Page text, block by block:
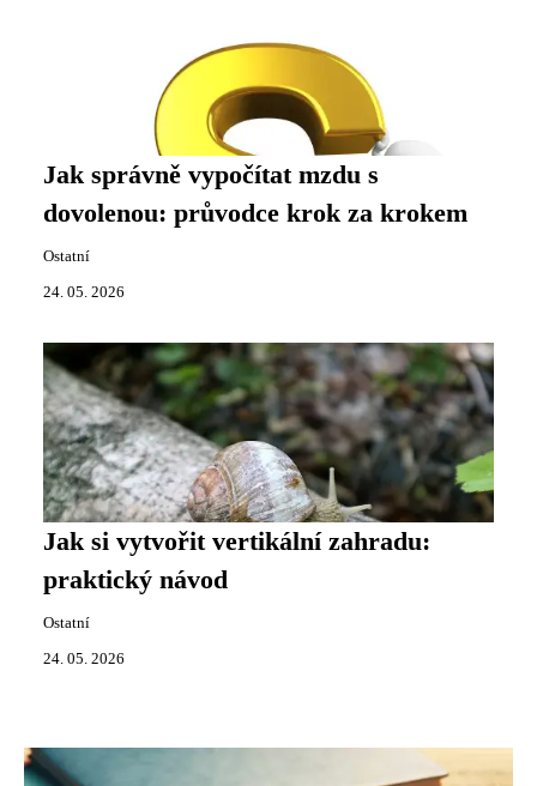
Jak správně vypočítat mzdu s
dovolenou: průvodce krok za krokem
Ostatní
24. 05. 2026
Jak si vytvořit vertikální zahradu:
praktický návod
Ostatní
24. 05. 2026